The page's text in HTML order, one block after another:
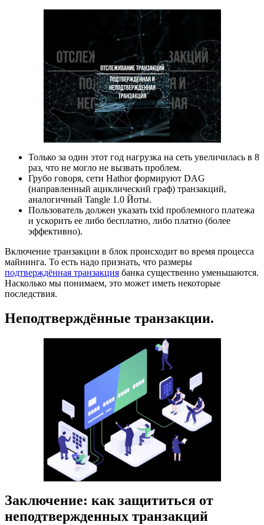
Только за один этот год нагрузка на сеть увеличилась в 8
раз, что не могло не вызвать проблем.
Грубо говоря, сети Hathor формируют DAG
(направленный ациклический граф) транзакций,
аналогичный Tangle 1.0 Йоты.
Пользователь должен указать txid проблемного платежа
и ускорить ее либо бесплатно, либо платно (более
эффективно).
Включение транзакции в блок происходит во время процесса
майнинга. То есть надо признать, что размеры
подтверждённая транзакция банка существенно уменьшаются.
Насколько мы понимаем, это может иметь некоторые
последствия.
Неподтверждённые транзакции.
Заключение: как защититься от
неподтвержденных транзакций